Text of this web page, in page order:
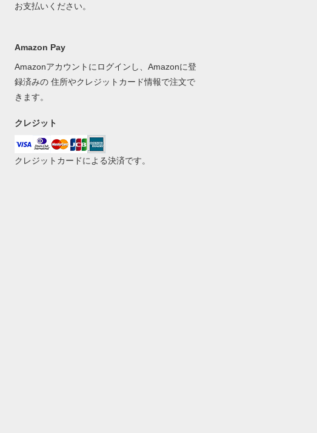
お支払いください。
Amazon Pay
Amazonアカウントにログインし、Amazonに登
録済みの 住所やクレジットカード情報で注文で
きます。
クレジット
クレジットカードによる決済です。